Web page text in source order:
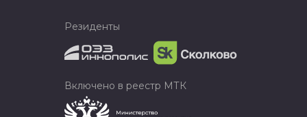
Резиденты
Включено в реестр МТК